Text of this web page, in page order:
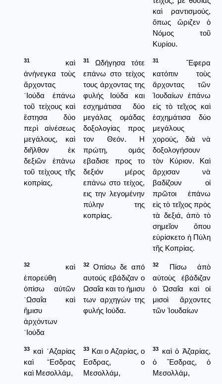
καὶ ραντισμούς,
ὅπως ὥριζεν ὁ
Νόμος τοῦ
Κυρίου.
31
καὶ
ἀνήνεγκα τοὺς
ἄρχοντας
᾿Ιούδα ἐπάνω
τοῦ τείχους καὶ
ἔστησα δύο
περὶ αἰνέσεως
μεγάλους, καὶ
διῆλθον ἐκ
δεξιῶν ἐπάνω
τοῦ τείχους τῆς
κοπρίας,
31
Ωδήγησα τότε
επάνω στο τείχος
τους άρχοντας της
φυλής Ιούδα και
εσχημάτισα δύο
μεγάλας ομάδας
δοξολογίας προς
τον Θεόν. Η
πρώτη, ομάς
εβαδισε προς το
δεξιόν μέρος
επάνω στο τείχος,
εις την λεγομένην
πύλην της
κοπρίας.
31
Ἔφερα
κατόπιν τοὺς
ἄρχοντας τῶν
Ἰουδαίων ἐπάνω
εἰς τὸ τεῖχος καὶ
ἐσχημάτισα δύο
μεγάλους
χορούς, διὰ νὰ
δοξολογήσουν
τὸν Κύριον. Καὶ
ἄρχισαν νὰ
βαδίζουν οἱ
πρῶτοι ἐπάνω
εἰς τὸ τεῖχος πρὸς
τὰ δεξιά, ἀπὸ τὸ
σημεῖον ὅπου
εὑρίσκετο ἡ Πύλη
τῆς Κοπρίας.
32
καὶ
ἐπορεύθη
ὀπίσω αὐτῶν
᾿Ωσαΐα καὶ
ἥμισυ
ἀρχόντων
᾿Ιούδα
32
Οπίσω δε από
αυτούς εβάδιζαν ο
Ωσαΐα και το ήμισυ
των αρχηγών της
φυλής Ιούδα.
32
Πίσω ἀπὸ
αὐτοὺς ἐβάδιζαν
ὁ Ὠσαΐα καὶ οἱ
μισοὶ ἄρχοντες
τῶν Ἰουδαίων
33
καὶ ᾿Αζαρίας
καὶ ῎Εσδρας
καὶ Μεσολλάμ,
33 Και ο Αζαρίας, ο
Εσδρας, ο
Μεσολλάμ,
33
καὶ ὁ Ἀζαρίας,
ὁ Ἔσδρας, ὁ
Μεσολλάμ,